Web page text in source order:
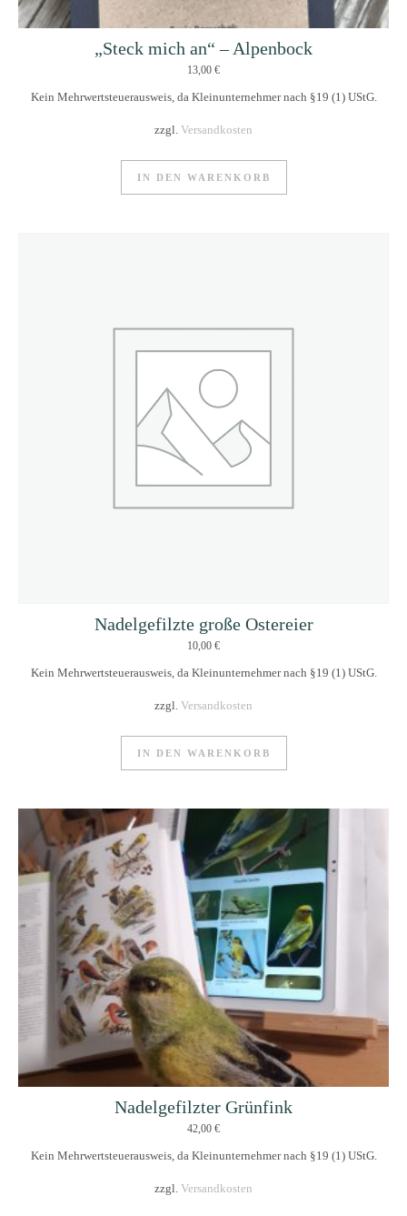
„Steck mich an“ – Alpenbock
13,00 €
Kein Mehrwertsteuerausweis, da Kleinunternehmer nach §19 (1) UStG.
zzgl. Versandkosten
IN DEN WARENKORB
Nadelgefilzte große Ostereier
10,00 €
Kein Mehrwertsteuerausweis, da Kleinunternehmer nach §19 (1) UStG.
zzgl. Versandkosten
IN DEN WARENKORB
Nadelgefilzter Grünfink
42,00 €
Kein Mehrwertsteuerausweis, da Kleinunternehmer nach §19 (1) UStG.
zzgl. Versandkosten